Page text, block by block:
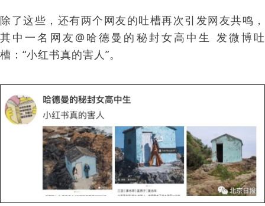
除了这些，还有两个网友的吐槽再次引发网友共鸣，
其中一名网友@哈德曼的秘封女高中生 发微博吐
槽：“小红书真的害人”。